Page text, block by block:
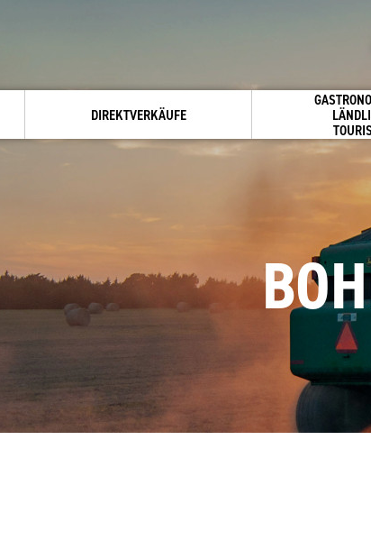
DIREKTVERKÄUFE